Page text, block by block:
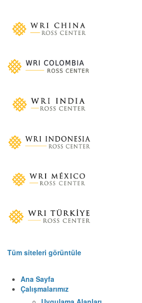
Tüm siteleri görüntüle
Ana Sayfa
Çalışmalarımız